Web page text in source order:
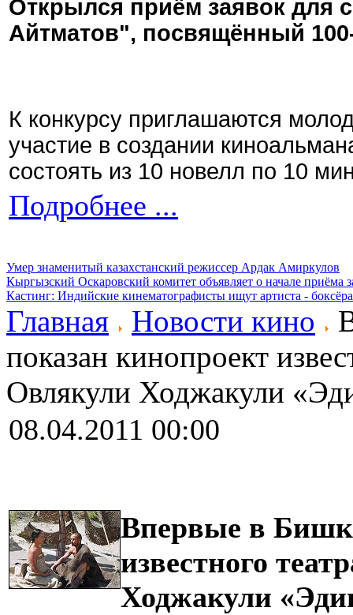
Открылся приём заявок для
Айтматов", посвящённый
К конкурсу приглашаются
участие в создании
состоять из 10 новелл по 10
Подробнее ...
Умер знаменитый казахстанский режиссер Ардак Амиркулов
Кыргызский Оскаровский комитет объявляет о начале приёма
Кастинг: Индийские кинематографисты ищут артиста -
Главная Новости кино
показан кинопроект
Овлякули Ходжакули
08.04.2011 00:00
Впервые в
известного
Ходжакули